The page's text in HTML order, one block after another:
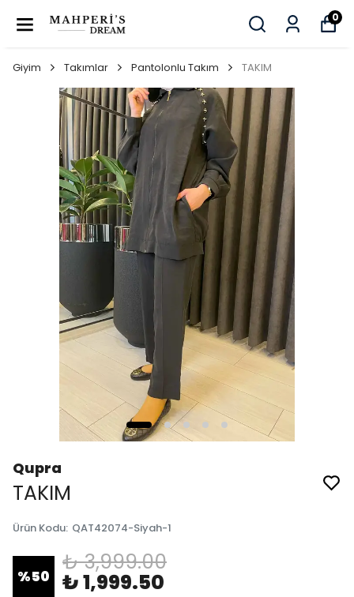
0
Giyim Takımlar Pantolonlu Takım TAKIM
Qupra
TAKIM
Ürün Kodu: QAT42074-Siyah-1
%50
₺ 3,999.00
₺ 1,999.50